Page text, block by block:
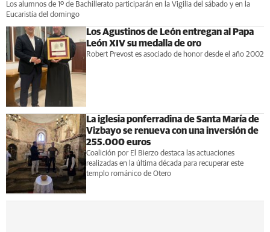
Los alumnos de 1º de Bachillerato participarán en la Vigilia del sábado y en la
Eucaristía del domingo
Los Agustinos de León entregan al Papa
León XIV su medalla de oro
Robert Prevost es asociado de honor desde el año 2002
La iglesia ponferradina de Santa María de
Vizbayo se renueva con una inversión de
255.000 euros
Coalición por El Bierzo destaca las actuaciones
realizadas en la última década para recuperar este
templo románico de Otero